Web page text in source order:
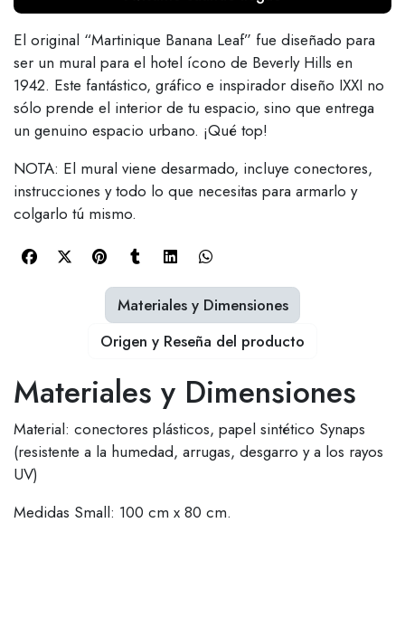
El original “Martinique Banana Leaf” fue diseñado para
ser un mural para el hotel ícono de Beverly Hills en
1942. Este fantástico, gráfico e inspirador diseño IXXI no
sólo prende el interior de tu espacio, sino que entrega
un genuino espacio urbano. ¡Qué top!
NOTA: El mural viene desarmado, incluye conectores,
instrucciones y todo lo que necesitas para armarlo y
colgarlo tú mismo.
Materiales y Dimensiones
Material: conectores plásticos, papel sintético Synaps
(resistente a la humedad, arrugas, desgarro y a los rayos
UV)
Medidas Small: 100 cm x 80 cm.
Materiales y Dimensiones
Origen y Reseña del producto